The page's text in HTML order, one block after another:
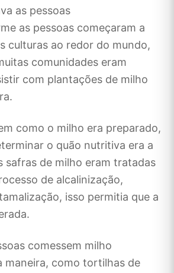
as pessoas
as pessoas começaram a
culturas ao redor do mundo,
comunidades eram
com plantações de milho
como o milho era preparado,
o quão nutritiva era a
safras de milho eram tratadas
de alcalinização,
isso permitia que a
comessem milho
maneira, como tortilhas de